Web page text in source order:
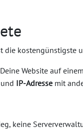
die kostengünstigste
Website auf einem
IP-Adresse mit
keine